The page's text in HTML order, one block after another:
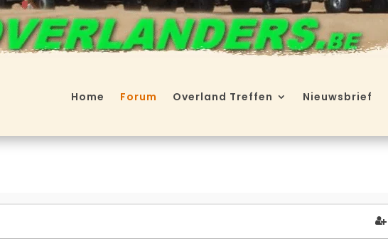
Home Forum Overland Treffen Nieuwsbrief